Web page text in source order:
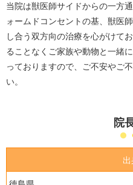
当院は獣医師サイドからの一方
ォームドコンセントの基、獣医
し合う双方向の治療を心がけて
ることなくご家族や動物と一緒
っておりますので、ご不安やご
い。
院